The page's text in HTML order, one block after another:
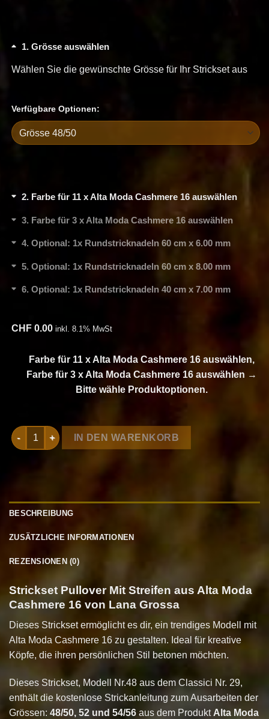
1 Grösse auswählen
Wählen Sie die gewünschte Grösse für Ihr Strickset aus
Verfügbare Optionen:
2 Farbe für 11 x Alta Moda Cashmere 16 auswählen
3 Farbe für 3 x Alta Moda Cashmere 16 auswählen
4 Optional: 1x Rundstricknadeln 60 cm x 6.00 mm
5 Optional: 1x Rundstricknadeln 60 cm x 8.00 mm
6 Optional: 1x Rundstricknadeln 40 cm x 7.00 mm
CHF 0.00 inkl. 8.1% MwSt
Farbe für 11 x Alta Moda Cashmere 16 auswählen,
Farbe für 3 x Alta Moda Cashmere 16 auswählen →
Bitte wähle Produktoptionen.
Strickset Pullover Mit Streifen aus Alta Moda Cashmere 16
IN DEN WARENKORB
BESCHREIBUNG
ZUSÄTZLICHE INFORMATIONEN
REZENSIONEN (0)
Strickset Pullover Mit Streifen aus Alta Moda
Cashmere 16 von Lana Grossa
Dieses Strickset ermöglicht es dir, ein trendiges Modell mit
Alta Moda Cashmere 16 zu gestalten. Ideal für kreative
Köpfe, die ihren persönlichen Stil betonen möchten.
Dieses Strickset, Modell Nr.48 aus dem Classici Nr. 29,
enthält die kostenlose Strickanleitung zum Ausarbeiten der
Grössen: 48/50, 52 und 54/56 aus dem Produkt Alta Moda